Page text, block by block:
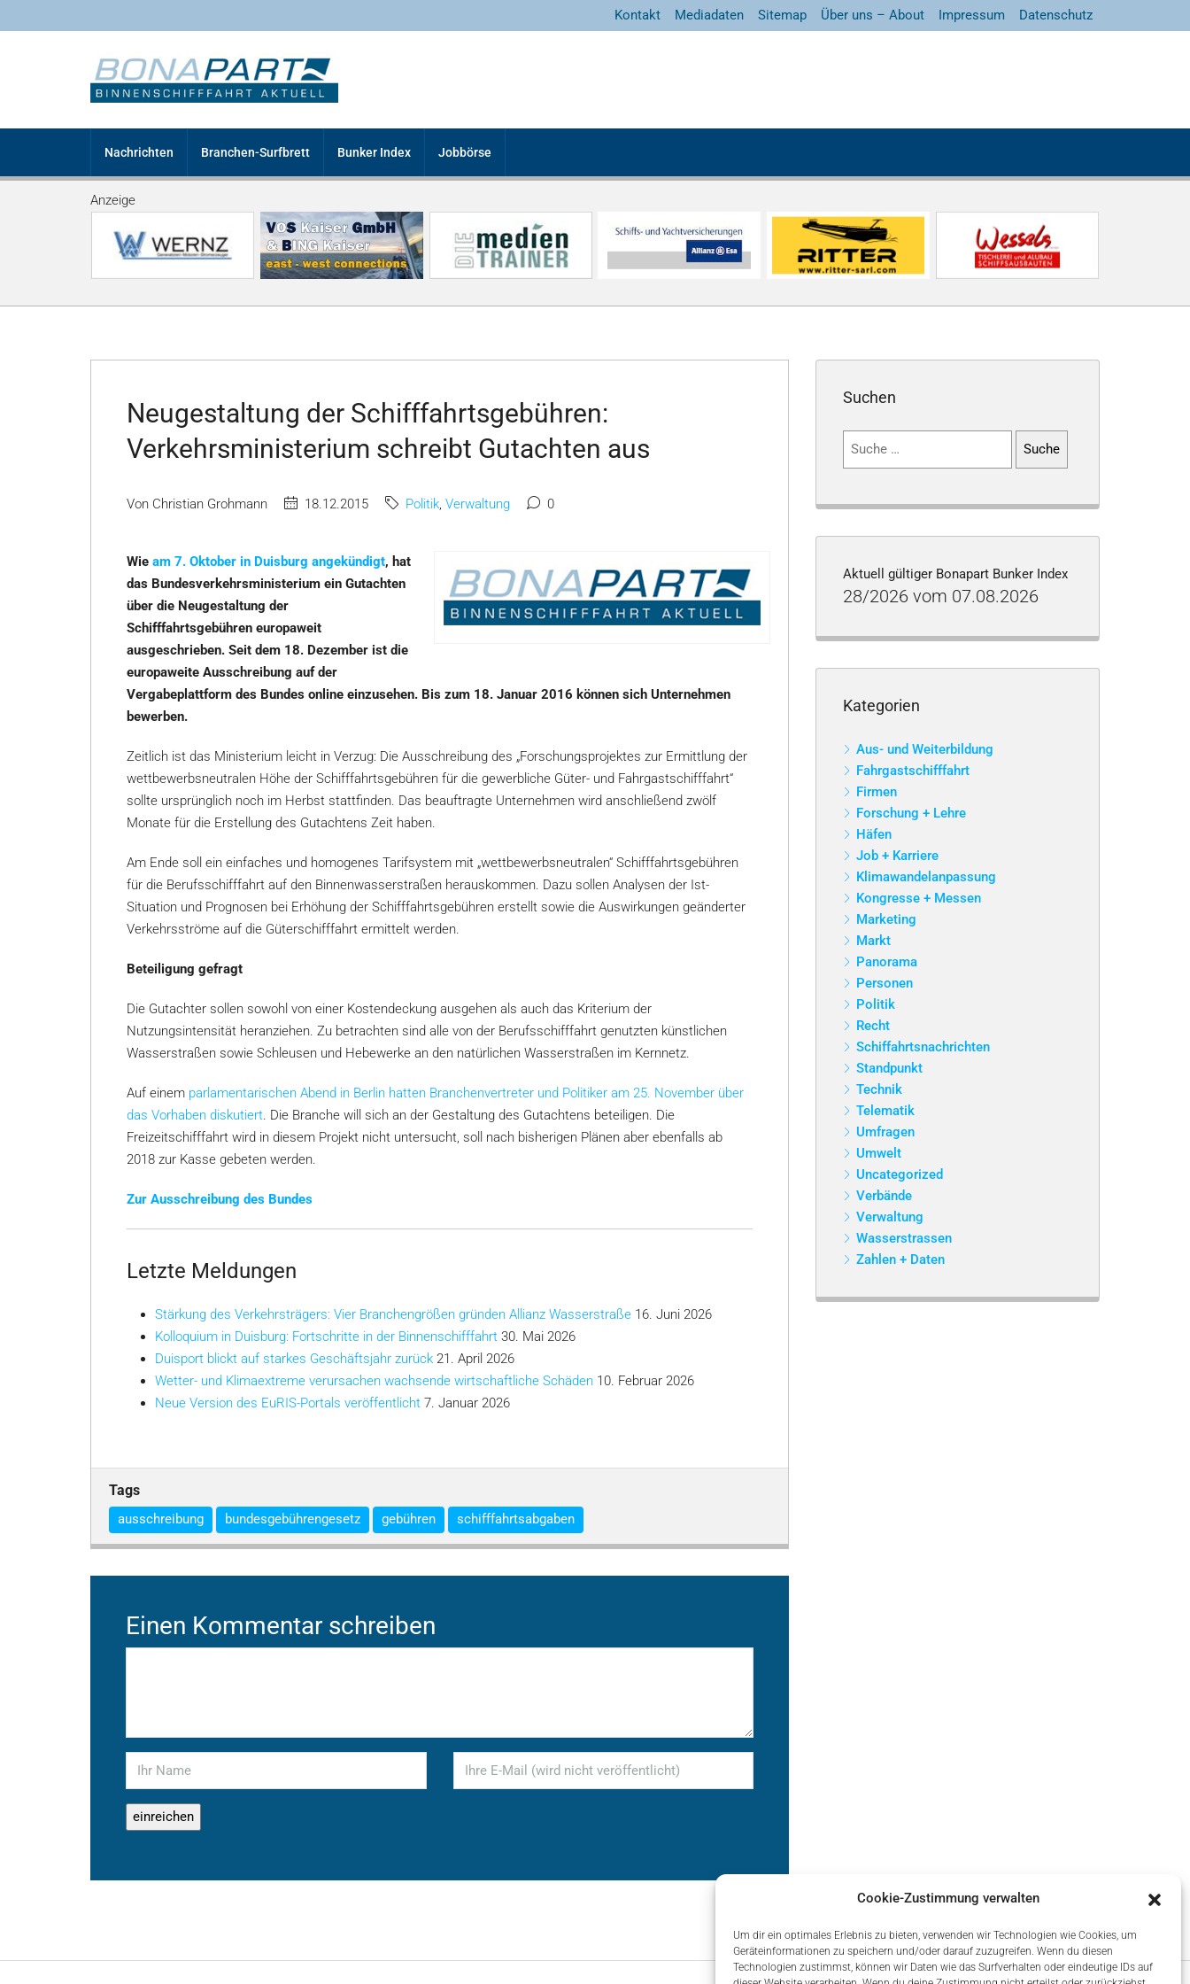
Cookie-Zustimmung verwalten
Um dir ein optimales Erlebnis zu bieten, verwenden wir Technologien wie Cookies, um
Geräteinformationen zu speichern und/oder darauf zuzugreifen. Wenn du diesen
Technologien zustimmst, können wir Daten wie das Surfverhalten oder eindeutige IDs auf
Kontakt Mediadaten Sitemap Über uns – About Impressum Datenschutz
Nachrichten Branchen-Surfbrett Bunker Index Jobbörse
Anzeige
Neugestaltung der Schifffahrtsgebühren:
Verkehrsministerium schreibt Gutachten aus
Von Christian Grohmann 18.12.2015 Politik, Verwaltung 0
Wie am 7. Oktober in Duisburg angekündigt, hat
das Bundesverkehrsministerium ein Gutachten
über die Neugestaltung der
Schifffahrtsgebühren europaweit
ausgeschrieben. Seit dem 18. Dezember ist die
europaweite Ausschreibung auf der
Vergabeplattform des Bundes online einzusehen. Bis zum 18. Januar 2016 können sich Unternehmen
bewerben.
Zeitlich ist das Ministerium leicht in Verzug: Die Ausschreibung des „Forschungsprojektes zur Ermittlung der
wettbewerbsneutralen Höhe der Schifffahrtsgebühren für die gewerbliche Güter- und Fahrgastschifffahrt“
sollte ursprünglich noch im Herbst stattfinden. Das beauftragte Unternehmen wird anschließend zwölf
Monate für die Erstellung des Gutachtens Zeit haben.
Am Ende soll ein einfaches und homogenes Tarifsystem mit „wettbewerbsneutralen“ Schifffahrtsgebühren
für die Berufsschifffahrt auf den Binnenwasserstraßen herauskommen. Dazu sollen Analysen der Ist-
Situation und Prognosen bei Erhöhung der Schifffahrtsgebühren erstellt sowie die Auswirkungen geänderter
Verkehrsströme auf die Güterschifffahrt ermittelt werden.
Beteiligung gefragt
Die Gutachter sollen sowohl von einer Kostendeckung ausgehen als auch das Kriterium der
Nutzungsintensität heranziehen. Zu betrachten sind alle von der Berufsschifffahrt genutzten künstlichen
Wasserstraßen sowie Schleusen und Hebewerke an den natürlichen Wasserstraßen im Kernnetz.
Auf einem parlamentarischen Abend in Berlin hatten Branchenvertreter und Politiker am 25. November über
das Vorhaben diskutiert. Die Branche will sich an der Gestaltung des Gutachtens beteiligen. Die
Freizeitschifffahrt wird in diesem Projekt nicht untersucht, soll nach bisherigen Plänen aber ebenfalls ab
2018 zur Kasse gebeten werden.
Zur Ausschreibung des Bundes
Letzte Meldungen
Stärkung des Verkehrsträgers: Vier Branchengrößen gründen Allianz Wasserstraße 16. Juni 2026
Kolloquium in Duisburg: Fortschritte in der Binnenschifffahrt 30. Mai 2026
Duisport blickt auf starkes Geschäftsjahr zurück 21. April 2026
Wetter- und Klimaextreme verursachen wachsende wirtschaftliche Schäden 10. Februar 2026
Neue Version des EuRIS-Portals veröffentlicht 7. Januar 2026
Tags
ausschreibung bundesgebührengesetz gebühren schifffahrtsabgaben
Einen Kommentar schreiben
Suchen
Suchen
Aktuell gültiger Bonapart Bunker Index
28/2026 vom 07.08.2026
Kategorien
Aus- und Weiterbildung
Fahrgastschifffahrt
Firmen
Forschung + Lehre
Häfen
Job + Karriere
Klimawandelanpassung
Kongresse + Messen
Marketing
Markt
Panorama
Personen
Politik
Recht
Schiffahrtsnachrichten
Standpunkt
Technik
Telematik
Umfragen
Umwelt
Uncategorized
Verbände
Verwaltung
Wasserstrassen
Zahlen + Daten